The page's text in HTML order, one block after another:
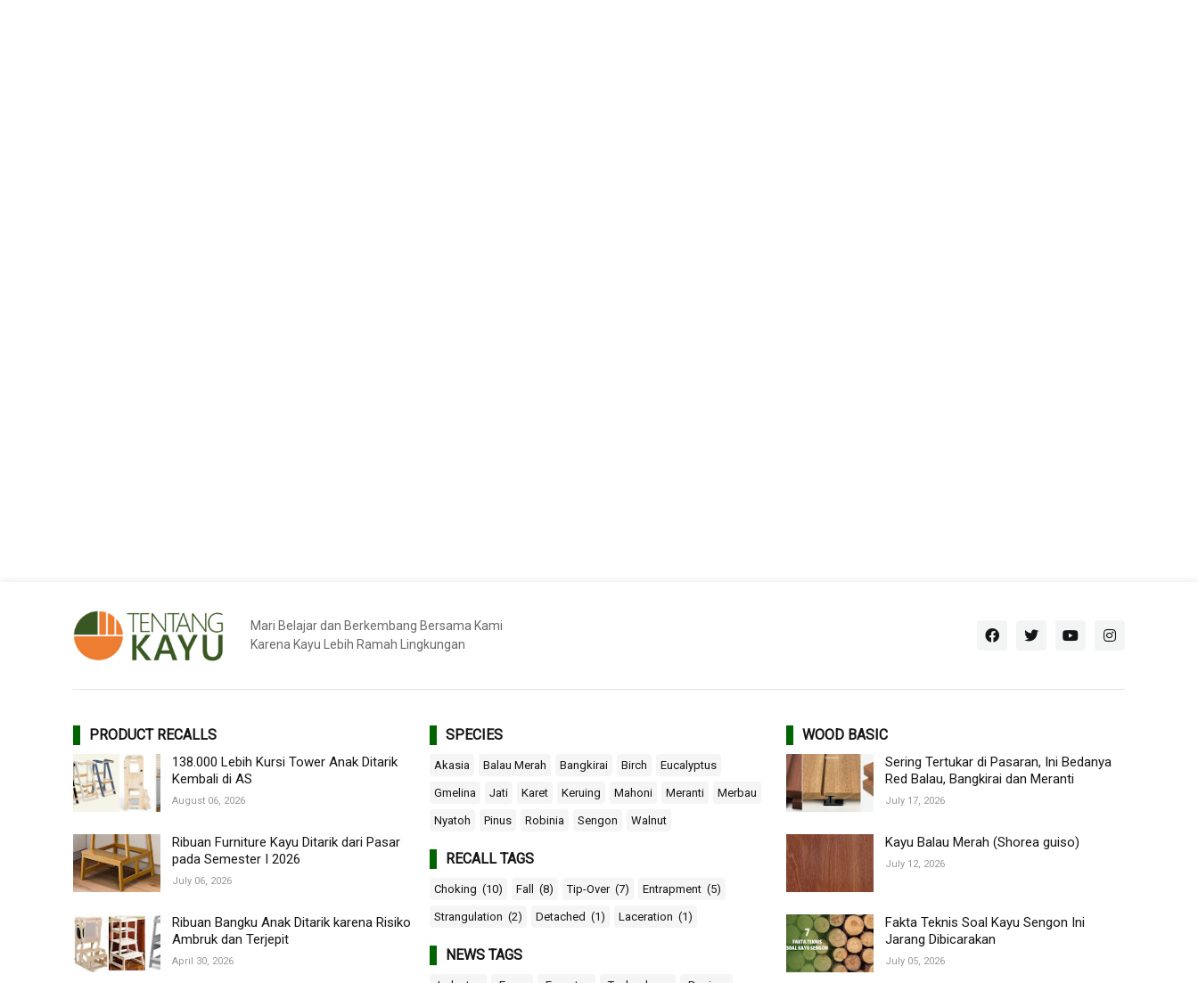
Mari Belajar dan Berkembang Bersama Kami
Karena Kayu Lebih Ramah Lingkungan
PRODUCT RECALLS
138.000 Lebih Kursi Tower Anak Ditarik
Kembali di AS
August 06, 2026
Ribuan Furniture Kayu Ditarik dari Pasar
pada Semester I 2026
July 06, 2026
Ribuan Bangku Anak Ditarik karena Risiko
Ambruk dan Terjepit
April 30, 2026
SPECIES
Akasia Balau Merah Bangkirai Birch Eucalyptus
Gmelina Jati Karet Keruing Mahoni Meranti Merbau
Nyatoh Pinus Robinia Sengon Walnut
RECALL TAGS
Choking (10) Fall (8) Tip-Over (7) Entrapment (5)
Strangulation (2) Detached (1) Laceration (1)
NEWS TAGS
WOOD BASIC
Sering Tertukar di Pasaran, Ini Bedanya
Red Balau, Bangkirai dan Meranti
July 17, 2026
Kayu Balau Merah (Shorea guiso)
July 12, 2026
Fakta Teknis Soal Kayu Sengon Ini
Jarang Dibicarakan
July 05, 2026